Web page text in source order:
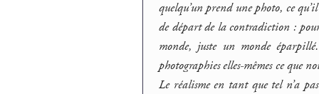
quelqu’un prend une photo, ce
de départ de la contradiction :
monde, juste un monde
photographies elles-mêmes ce que
Le réalisme en tant que tel n’a